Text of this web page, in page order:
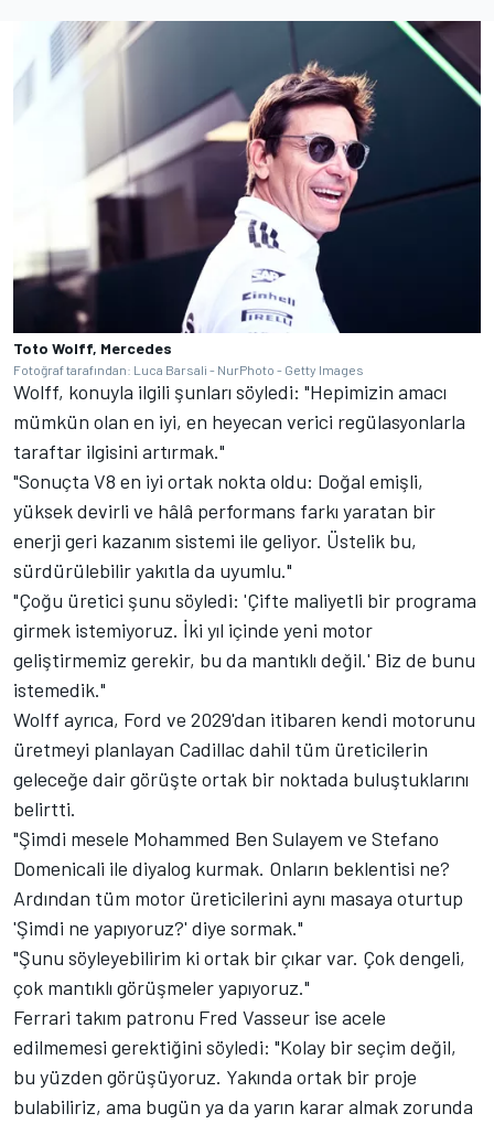
Toto Wolff, Mercedes
Fotoğraf tarafından: Luca Barsali - NurPhoto - Getty Images
Wolff, konuyla ilgili şunları söyledi: "Hepimizin amacı
mümkün olan en iyi, en heyecan verici regülasyonlarla
taraftar ilgisini artırmak."
"Sonuçta V8 en iyi ortak nokta oldu: Doğal emişli,
yüksek devirli ve hâlâ performans farkı yaratan bir
enerji geri kazanım sistemi ile geliyor. Üstelik bu,
sürdürülebilir yakıtla da uyumlu."
"Çoğu üretici şunu söyledi: 'Çifte maliyetli bir programa
girmek istemiyoruz. İki yıl içinde yeni motor
geliştirmemiz gerekir, bu da mantıklı değil.' Biz de bunu
istemedik."
Wolff ayrıca, Ford ve 2029'dan itibaren kendi motorunu
üretmeyi planlayan Cadillac dahil tüm üreticilerin
geleceğe dair görüşte ortak bir noktada buluştuklarını
belirtti.
"Şimdi mesele Mohammed Ben Sulayem ve Stefano
Domenicali ile diyalog kurmak. Onların beklentisi ne?
Ardından tüm motor üreticilerini aynı masaya oturtup
'Şimdi ne yapıyoruz?' diye sormak."
"Şunu söyleyebilirim ki ortak bir çıkar var. Çok dengeli,
çok mantıklı görüşmeler yapıyoruz."
Ferrari takım patronu Fred Vasseur ise acele
edilmemesi gerektiğini söyledi: "Kolay bir seçim değil,
bu yüzden görüşüyoruz. Yakında ortak bir proje
bulabiliriz, ama bugün ya da yarın karar almak zorunda